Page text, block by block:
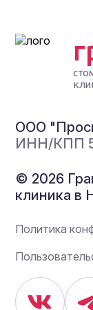
ООО
ИНН/КПП
© 2026
клиника в
Политика